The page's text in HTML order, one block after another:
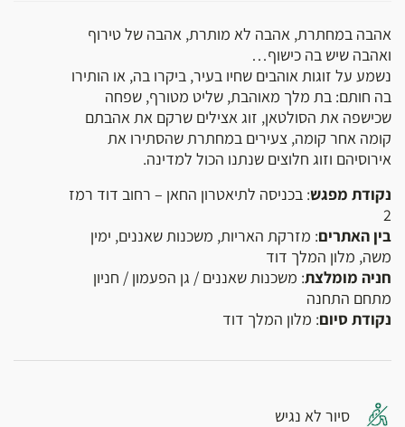
אהבה במחתרת, אהבה לא מותרת, אהבה של טירוף
ואהבה שיש בה כישוף…
נשמע על זוגות אוהבים שחיו בעיר, ביקרו בה, או הותירו
בה חותם: בת מלך מאוהבת, שליט מטורף, שפחה
שכישפה את הסולטאן, זוג אצילים שרקם את אהבתם
קומה אחר קומה, צעירים במחתרת שהסתירו את
אירוסיהם וזוג חלוצים שנתנו הכול למדינה.
נקודת מפגש: בכניסה לתיאטרון החאן – רחוב דוד רמז
2
בין האתרים: מזרקת האריות, משכנות שאננים, ימין
משה, מלון המלך דוד
חניה מומלצת: משכנות שאננים / גן הפעמון / חניון
מתחם התחנה
נקודת סיום: מלון המלך דוד
סיור לא נגיש